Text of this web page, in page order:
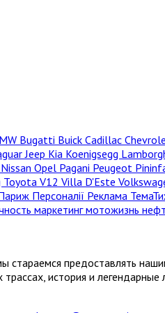
Bugatti Buick Cadillac
Jeep Kia Koenigsegg
Nissan Opel Pagani Peugeot
Toyota V12 Villa D'Este
Персоналії Реклама
маркетингмотожизнь
предоставлять
история и